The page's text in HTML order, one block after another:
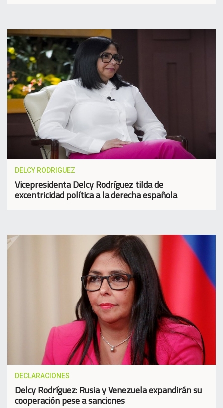
DELCY RODRIGUEZ
Vicepresidenta Delcy Rodríguez tilda de
excentricidad política a la derecha española
DECLARACIONES
Delcy Rodríguez: Rusia y Venezuela expandirán su
cooperación pese a sanciones